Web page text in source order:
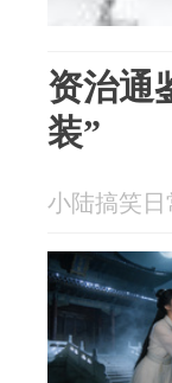
资治通
装”
小陆搞笑